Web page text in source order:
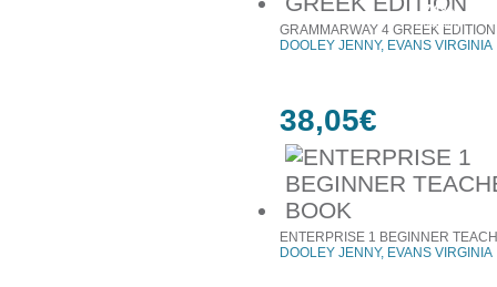
74%
έκπτωση
GRAMMARWAY 4 GREEK EDITION
DOOLEY JENNY, EVANS VIRGINIA
38,05€
ENTERPRISE 1 BEGINNER
DOOLEY JENNY, EVANS VIRGINIA